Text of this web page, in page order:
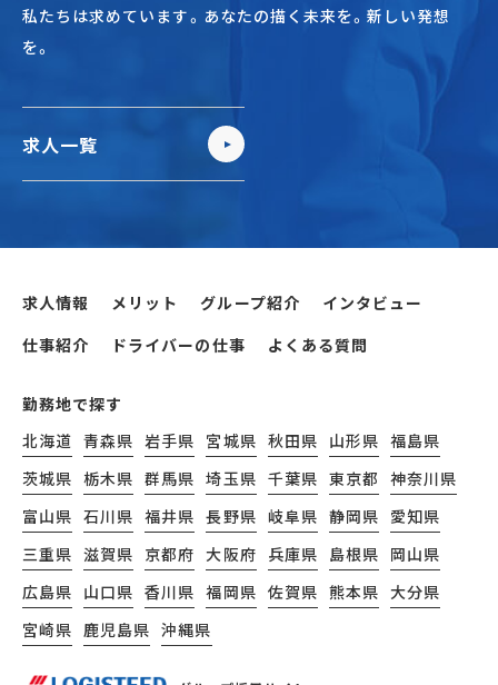
私たちは求めています。あなたの描く未来を。新しい発想
を。
求人一覧
求人情報 メリット グループ紹介
インタビュー
仕事紹介
ドライバーの仕事 よくある質問
勤務地で探す
北海道 青森県 岩手県 宮城県 秋田県 山形県 福島県
茨城県 栃木県 群馬県 埼玉県 千葉県 東京都 神奈川県
富山県 石川県 福井県 長野県 岐阜県 静岡県 愛知県
三重県 滋賀県 京都府 大阪府 兵庫県 島根県 岡山県
広島県 山口県 香川県 福岡県 佐賀県 熊本県 大分県
宮崎県 鹿児島県 沖縄県